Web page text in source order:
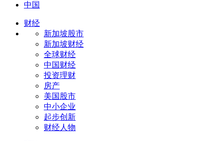
中国
财经
新加坡股市
新加坡财经
全球财经
中国财经
投资理财
房产
美国股市
中小企业
起步创新
财经人物